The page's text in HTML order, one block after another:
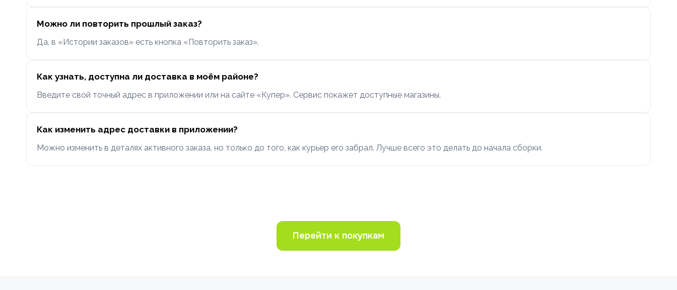
Можно ли повторить прошлый заказ?
Да, в «Истории заказов» есть кнопка «Повторить заказ».
Как узнать, доступна ли доставка в моём районе?
Введите свой точный адрес в приложении или на сайте «Купер». Сервис покажет доступные магазины.
Как изменить адрес доставки в приложении?
Можно изменить в деталях активного заказа, но только до того, как курьер его забрал. Лучше всего это делать до начала сборки.
Перейти к покупкам